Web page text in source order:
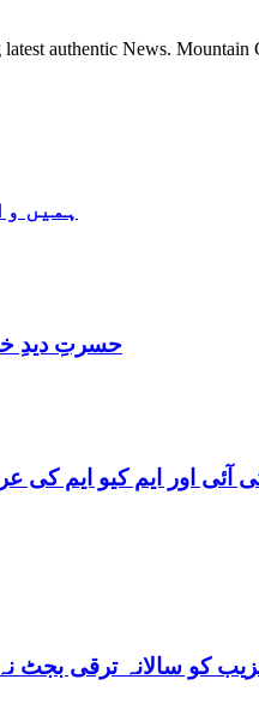
authentic News. Mountain
ہمیں
اور ایم کیو ایم کی
کو سالانہ ترقی بجٹ نہ